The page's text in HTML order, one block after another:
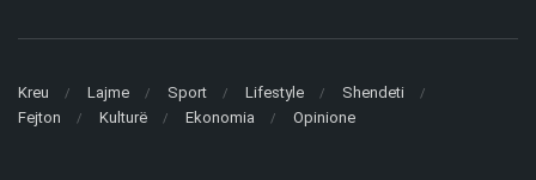
Kreu Lajme Sport Lifestyle
Shendeti
Fejton
Kulturë Ekonomia Opinione